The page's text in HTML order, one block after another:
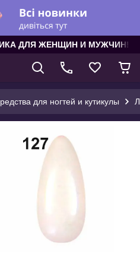
ДЛЯ ЖЕНЩИН И МУЖЧИН!
для ногтей и кутикулы